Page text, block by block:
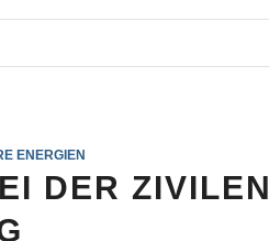
ENERGIEN
DER ZIVILEN